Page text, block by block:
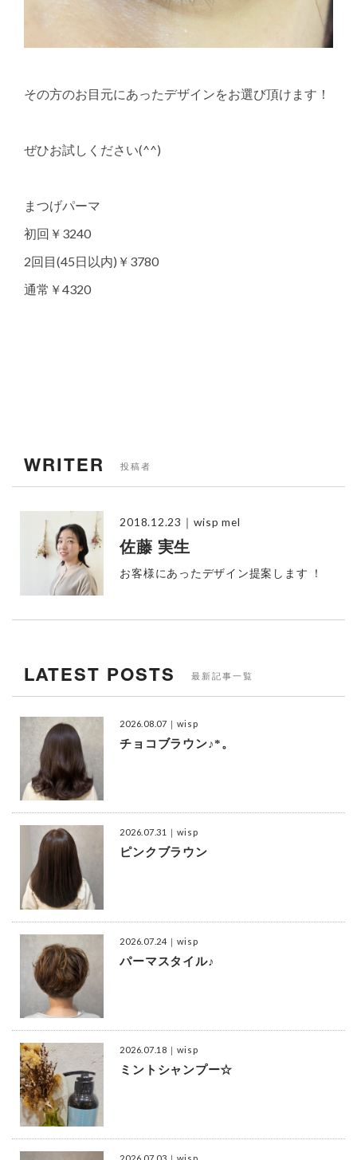
その方のお目元にあったデザインをお選び頂けます！
ぜひお試しください(^^)
まつげパーマ
初回￥3240
2回目(45日以内)￥3780
通常￥4320
WRITER 投稿者
2018.12.23 ｜wisp mel
佐藤 実生
お客様にあったデザイン提案します ！
LATEST POSTS 最新記事一覧
2026.08.07 ｜wisp
チョコブラウン♪*。
2026.07.31 ｜wisp
ピンクブラウン
2026.07.24 ｜wisp
パーマスタイル♪
2026.07.18 ｜wisp
ミントシャンプー☆